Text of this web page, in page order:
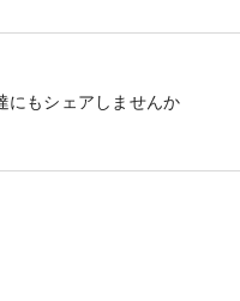
いだけではありません
にもシェアしませんか